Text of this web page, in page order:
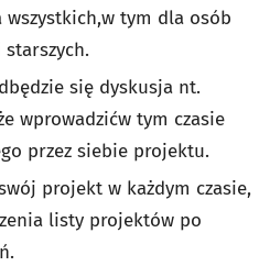
wszystkich,w tym dla osób
się dyskusja nt.
wprowadzićw tym czasie
przez siebie projektu.
projekt w każdym czasie,
listy projektów po